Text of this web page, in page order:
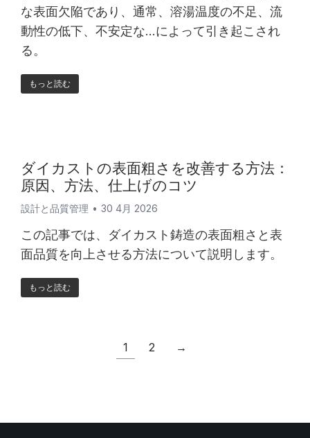
な表面欠陥であり、通常、溶湯温度の不足、流
動性の低下、不安定な...によって引き起こされ
る。
もっと読む
ダイカストの表面粗さを改善する方法：
原因、方法、仕上げのコツ
設計と品質管理 30 4月 2026
この記事では、ダイカスト鋳造の表面粗さと表
面品質を向上させる方法について説明します。
もっと読む
1 2 →